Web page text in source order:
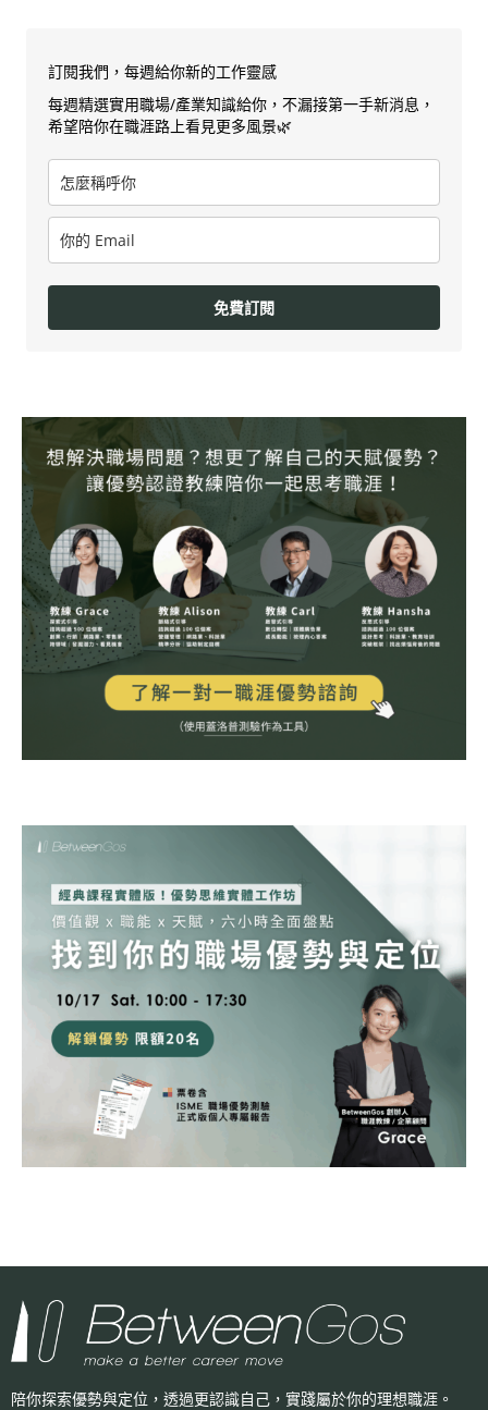
訂閱我們，每週給你新的工作靈感
每週精選實用職場/產業知識給你，不漏接第一手新消息，
希望陪你在職涯路上看見更多風景🌿
免費訂閱
陪你探索優勢與定位，透過更認識自己， 實踐屬於你的理想職涯。